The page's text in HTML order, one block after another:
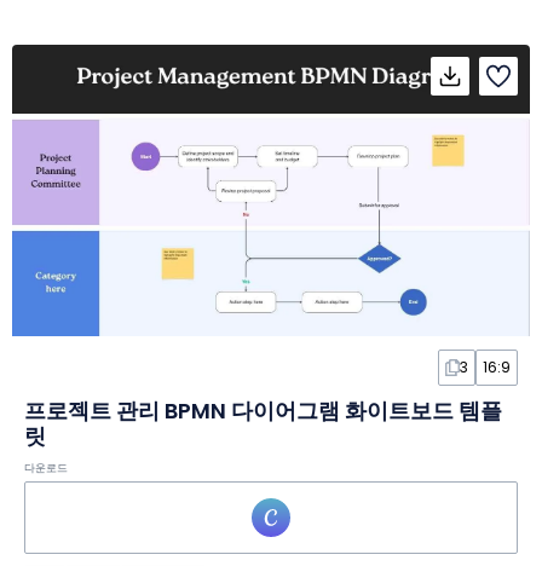
3 16:9
프로젝트 관리 BPMN 다이어그램 화이트보드 템플
릿
다운로드